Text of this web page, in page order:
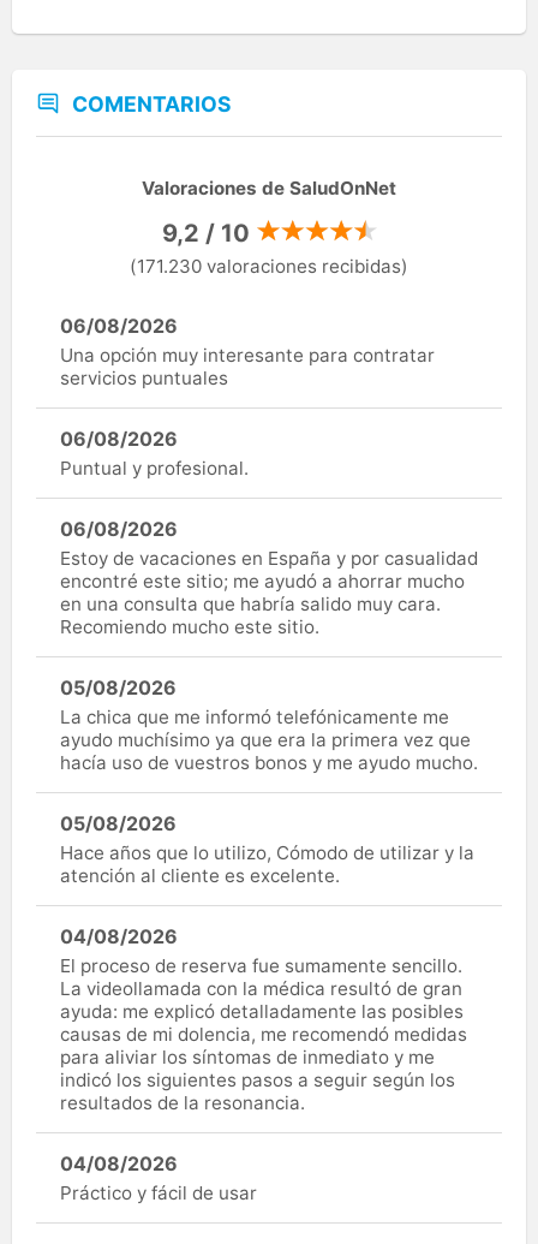
COMENTARIOS
Valoraciones de SaludOnNet
9,2 / 10
(171.230 valoraciones recibidas)
06/08/2026
Una opción muy interesante para contratar
servicios puntuales
06/08/2026
Puntual y profesional.
06/08/2026
Estoy de vacaciones en España y por casualidad
encontré este sitio; me ayudó a ahorrar mucho
en una consulta que habría salido muy cara.
Recomiendo mucho este sitio.
05/08/2026
La chica que me informó telefónicamente me
ayudo muchísimo ya que era la primera vez que
hacía uso de vuestros bonos y me ayudo mucho.
05/08/2026
Hace años que lo utilizo, Cómodo de utilizar y la
atención al cliente es excelente.
04/08/2026
El proceso de reserva fue sumamente sencillo.
La videollamada con la médica resultó de gran
ayuda: me explicó detalladamente las posibles
causas de mi dolencia, me recomendó medidas
para aliviar los síntomas de inmediato y me
indicó los siguientes pasos a seguir según los
resultados de la resonancia.
04/08/2026
Práctico y fácil de usar